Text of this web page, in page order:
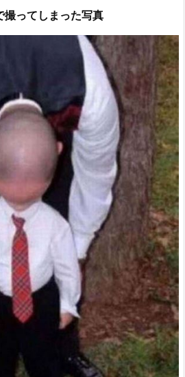
ってしまった写真